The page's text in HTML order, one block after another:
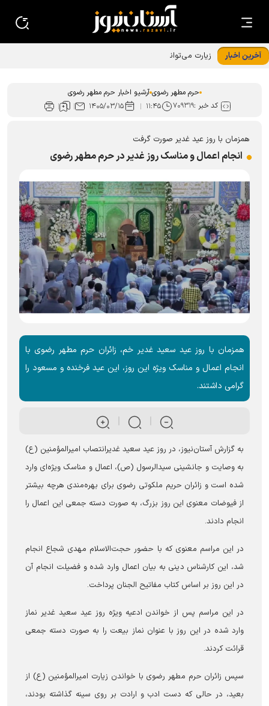
آخرین اخبار زیارت می‌تواند آرامش و همبستگی اجتماعی ایجاد کند
حرم مطهر رضوی آرشیو اخبار حرم مطهر رضوی
کد خبر :۷۰۹۳۱۹ ۱۱:۴۵ ۱۴۰۵/۰۳/۱۵
همزمان با روز عید غدیر صورت گرفت
انجام اعمال و مناسک روز غدیر در حرم مطهر رضوی
همزمان با روز عید سعید غدیر خم، زائران حرم مطهر رضوی با
انجام اعمال و مناسک ویژه این روز، این عید فرخنده و مسعود را
گرامی داشتند.
به گزارش آستان‌نیوز، در روز عید سعید غدیرانتصاب امیرالمؤمنین (ع)
به وصایت و جانشینی سیدالرسول (ص)، اعمال و مناسک ویژه‌ای وارد
شده است و زائران حریم ملکوتی رضوی برای بهره‌مندی هرچه بیشتر
از فیوضات معنوی این روز بزرگ، به صورت دسته جمعی این اعمال را
انجام دادند.
در این مراسم معنوی که با حضور حجت‌الاسلام مهدی شجاع انجام
شد، این کارشناس دینی به بیان اعمال وارد شده و فضیلت انجام آن
در این روز بر اساس کتاب مفاتیح الجنان پرداخت.
در این مراسم پس از خواندن ادعیه ویژه روز عید سعید غدیر نماز
وارد شده در این روز با عنوان نماز بیعت را به صورت دسته جمعی
قرائت کردند.
سپس زائران حرم مطهر رضوی با خواندن زیارت امیرالمؤمنین (ع) از
بعید، در حالی که دست ادب و ارادت بر روی سینه گذاشته بودند،